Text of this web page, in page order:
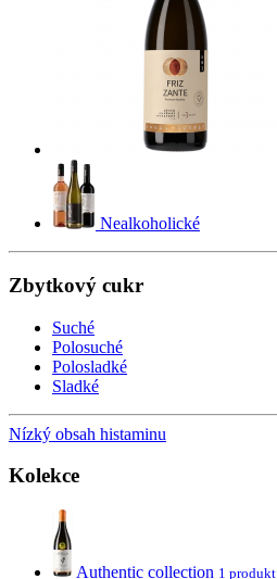
Nealkoholické
Zbytkový cukr
Suché
Polosuché
Polosladké
Sladké
Nízký obsah histaminu
Kolekce
Authentic collection 1 produkt